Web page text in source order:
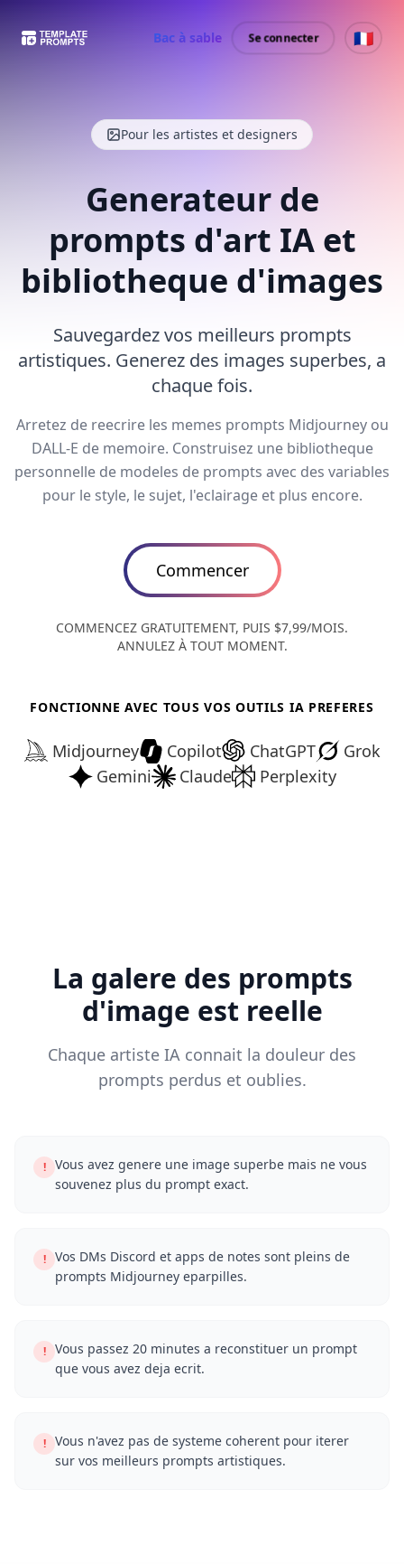
Bac à sable Se connecter 🇫🇷
Pour les artistes et designers
Generateur de
prompts d'art IA et
bibliotheque d'images
Sauvegardez vos meilleurs prompts
artistiques. Generez des images superbes, a
chaque fois.
Arretez de reecrire les memes prompts Midjourney ou
DALL-E de memoire. Construisez une bibliotheque
personnelle de modeles de prompts avec des variables
pour le style, le sujet, l'eclairage et plus encore.
Commencer
COMMENCEZ GRATUITEMENT, PUIS $7,99/MOIS.
ANNULEZ À TOUT MOMENT.
FONCTIONNE AVEC TOUS VOS OUTILS IA PREFERES
Midjourney Copilot ChatGPT
Grok
Gemini
Claude Perplexity
La galere des prompts
d'image est reelle
Chaque artiste IA connait la douleur des
prompts perdus et oublies.
!
Vous avez genere une image superbe mais ne vous
souvenez plus du prompt exact.
!
Vos DMs Discord et apps de notes sont pleins de
prompts Midjourney eparpilles.
!
Vous passez 20 minutes a reconstituer un prompt
que vous avez deja ecrit.
!
Vous n'avez pas de systeme coherent pour iterer
sur vos meilleurs prompts artistiques.